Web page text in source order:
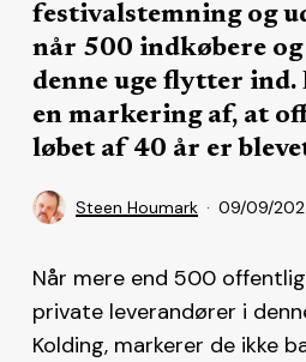
festivalstemning og
når 500 indkøbere
denne uge flytter ind.
en markering af, at
løbet af 40 år er
Steen Houmark 09/09/
Når mere end 500
private leverandører i
Kolding, markerer de ikke